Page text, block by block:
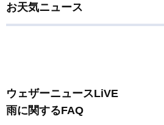
お天気ニュース
ウェザーニュースLiVE
雨に関するFAQ